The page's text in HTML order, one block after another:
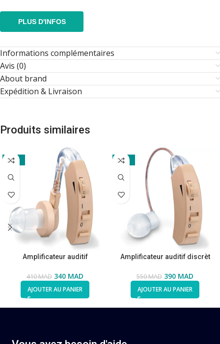
PLUS D'INFOS
Informations complémentaires
Avis (0)
About brand
Expédition & Livraison
Produits similaires
-17%
Amplificateur auditif
410MAD 340 MAD
AJOUTER AU PANIER
-29%
Amplificateur auditif discrèt
550MAD 390 MAD
AJOUTER AU PANIER